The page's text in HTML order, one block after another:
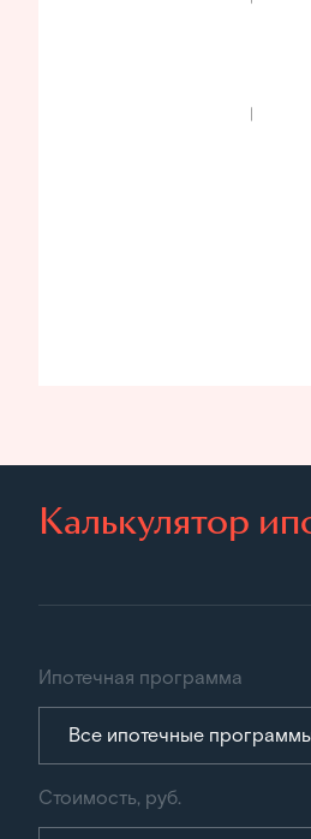
Калькулятор
Ипотечная программа
Все ипотечные
Стоимость, руб.